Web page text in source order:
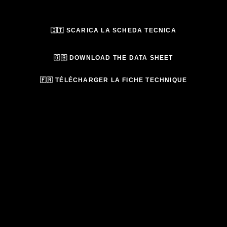
🇮🇹 SCARICA LA SCHEDA TECNICA
🇬🇧 DOWNLOAD THE DATA SHEET
🇫🇷 TÉLÉCHARGER LA FICHE TECHNIQUE